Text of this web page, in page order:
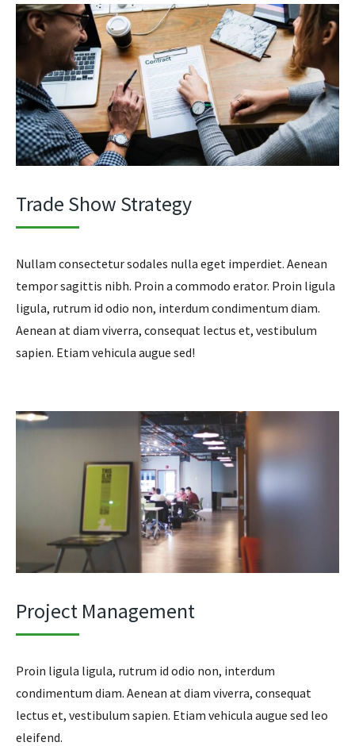
Trade Show Strategy
Nullam consectetur sodales nulla eget imperdiet. Aenean
tempor sagittis nibh. Proin a commodo erator. Proin ligula
ligula, rutrum id odio non, interdum condimentum diam.
Aenean at diam viverra, consequat lectus et, vestibulum
sapien. Etiam vehicula augue sed!
Project Management
Proin ligula ligula, rutrum id odio non, interdum
condimentum diam. Aenean at diam viverra, consequat
lectus et, vestibulum sapien. Etiam vehicula augue sed leo
eleifend.